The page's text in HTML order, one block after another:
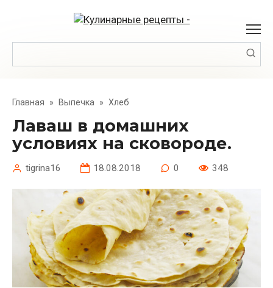
Главная » Выпечка » Хлеб
Лаваш в домашних
условиях на сковороде.
tigrina16 18.08.2018 0 348